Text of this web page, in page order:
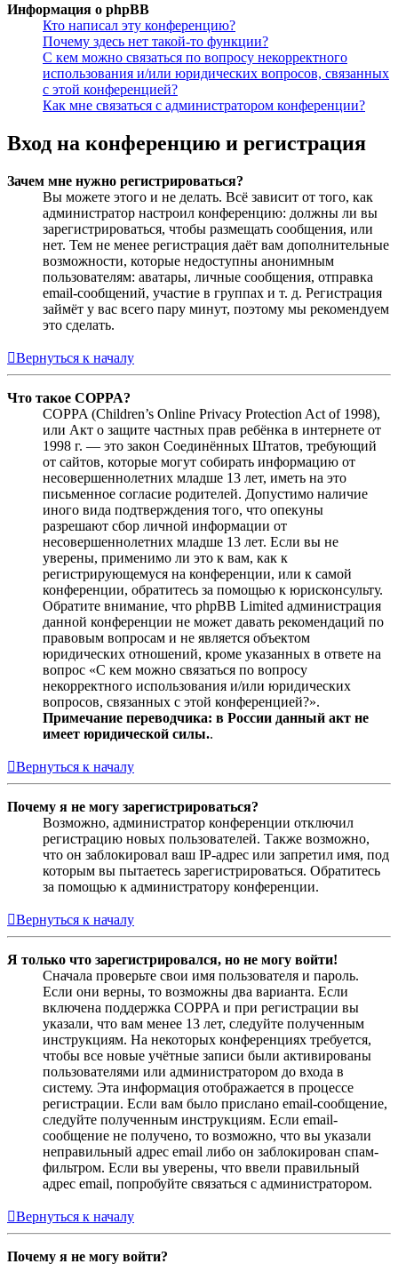
Информация о phpBB
Кто написал эту конференцию?
Почему здесь нет такой-то функции?
С кем можно связаться по вопросу некорректного
использования и/или юридических вопросов, связанных
с этой конференцией?
Как мне связаться с администратором конференции?
Вход на конференцию и регистрация
Зачем мне нужно регистрироваться?
Вы можете этого и не делать. Всё зависит от того, как
администратор настроил конференцию: должны ли вы
зарегистрироваться, чтобы размещать сообщения, или
нет. Тем не менее регистрация даёт вам дополнительные
возможности, которые недоступны анонимным
пользователям: аватары, личные сообщения, отправка
email-сообщений, участие в группах и т. д. Регистрация
займёт у вас всего пару минут, поэтому мы рекомендуем
это сделать.
Вернуться к началу
Что такое COPPA?
COPPA (Children’s Online Privacy Protection Act of 1998),
или Акт о защите частных прав ребёнка в интернете от
1998 г. — это закон Соединённых Штатов, требующий
от сайтов, которые могут собирать информацию от
несовершеннолетних младше 13 лет, иметь на это
письменное согласие родителей. Допустимо наличие
иного вида подтверждения того, что опекуны
разрешают сбор личной информации от
несовершеннолетних младше 13 лет. Если вы не
уверены, применимо ли это к вам, как к
регистрирующемуся на конференции, или к самой
конференции, обратитесь за помощью к юрисконсульту.
Обратите внимание, что phpBB Limited администрация
данной конференции не может давать рекомендаций по
правовым вопросам и не является объектом
юридических отношений, кроме указанных в ответе на
вопрос «С кем можно связаться по вопросу
некорректного использования и/или юридических
вопросов, связанных с этой конференцией?».
Примечание переводчика: в России данный акт не
имеет юридической силы..
Вернуться к началу
Почему я не могу зарегистрироваться?
Возможно, администратор конференции отключил
регистрацию новых пользователей. Также возможно,
что он заблокировал ваш IP-адрес или запретил имя, под
которым вы пытаетесь зарегистрироваться. Обратитесь
за помощью к администратору конференции.
Вернуться к началу
Я только что зарегистрировался, но не могу войти!
Сначала проверьте свои имя пользователя и пароль.
Если они верны, то возможны два варианта. Если
включена поддержка COPPA и при регистрации вы
указали, что вам менее 13 лет, следуйте полученным
инструкциям. На некоторых конференциях требуется,
чтобы все новые учётные записи были активированы
пользователями или администратором до входа в
систему. Эта информация отображается в процессе
регистрации. Если вам было прислано email-сообщение,
следуйте полученным инструкциям. Если email-
сообщение не получено, то возможно, что вы указали
неправильный адрес email либо он заблокирован спам-
фильтром. Если вы уверены, что ввели правильный
адрес email, попробуйте связаться с администратором.
Вернуться к началу
Почему я не могу войти?